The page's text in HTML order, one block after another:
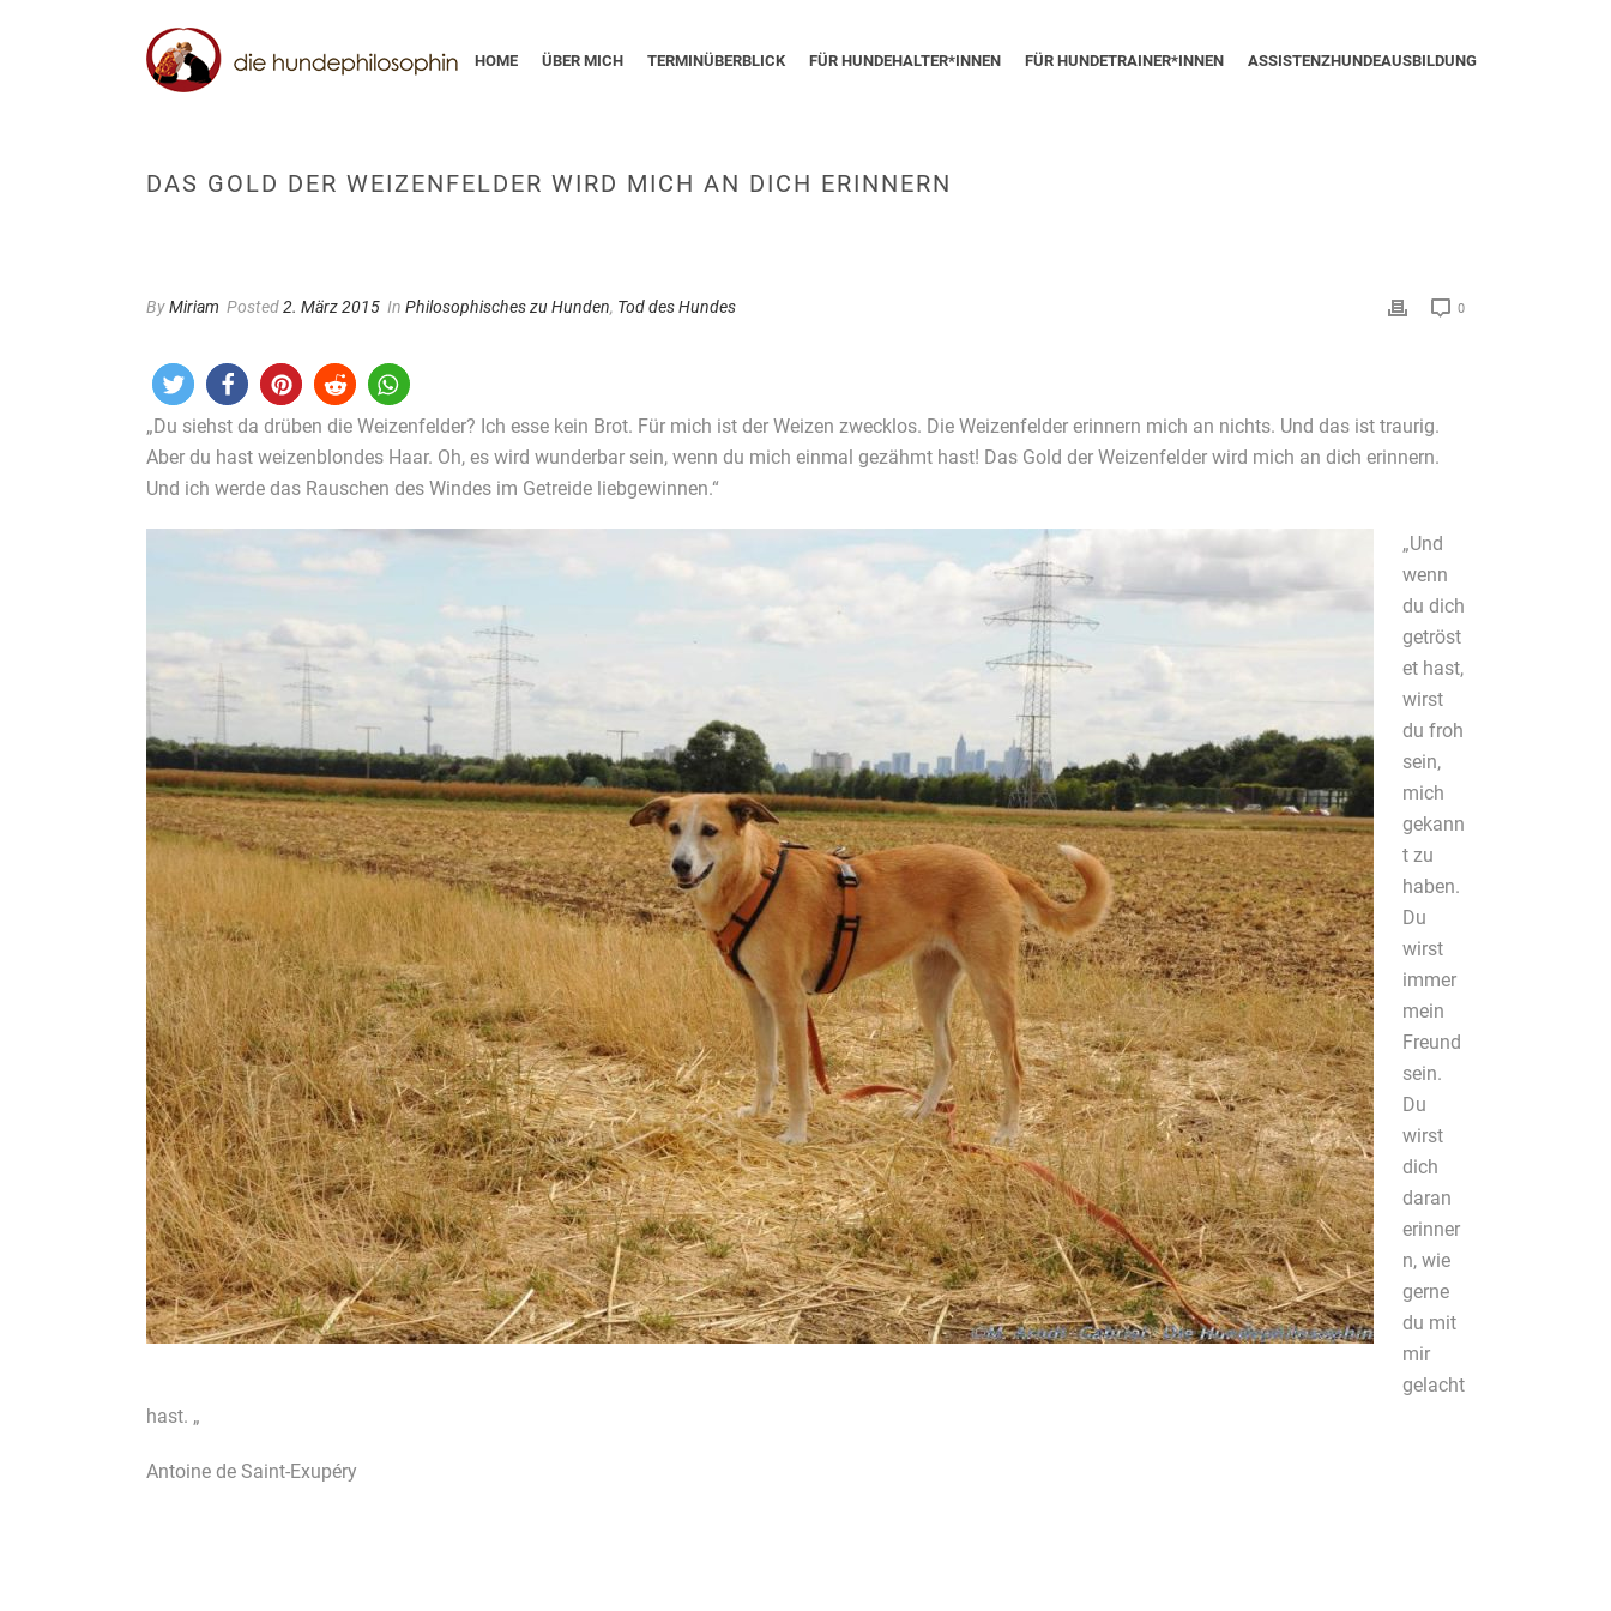
HOME ÜBER MICH TERMINÜBERBLICK FÜR HUNDEHALTER*INNEN FÜR HUNDETRAINER*INNEN ASSISTENZHUNDEAUSBILDUNG
DAS GOLD DER WEIZENFELDER WIRD MICH AN DICH ERINNERN
ByMiriam Posted2. März 2015 In Philosophisches zu Hunden, Tod des Hundes 0
„Du siehst da drüben die Weizenfelder? Ich esse kein Brot. Für mich ist der Weizen zwecklos. Die Weizenfelder erinnern mich an nichts. Und das ist traurig.
Aber du hast weizenblondes Haar. Oh, es wird wunderbar sein, wenn du mich einmal gezähmt hast! Das Gold der Weizenfelder wird mich an dich erinnern.
Und ich werde das Rauschen des Windes im Getreide liebgewinnen.“
„Und
wenn
du dich
getröst
et hast,
wirst
du froh
sein,
mich
gekann
t zu
haben.
Du
wirst
immer
mein
Freund
sein.
Du
wirst
dich
daran
erinner
n, wie
gerne
du mit
mir
gelacht
hast. „
Antoine de Saint-Exupéry